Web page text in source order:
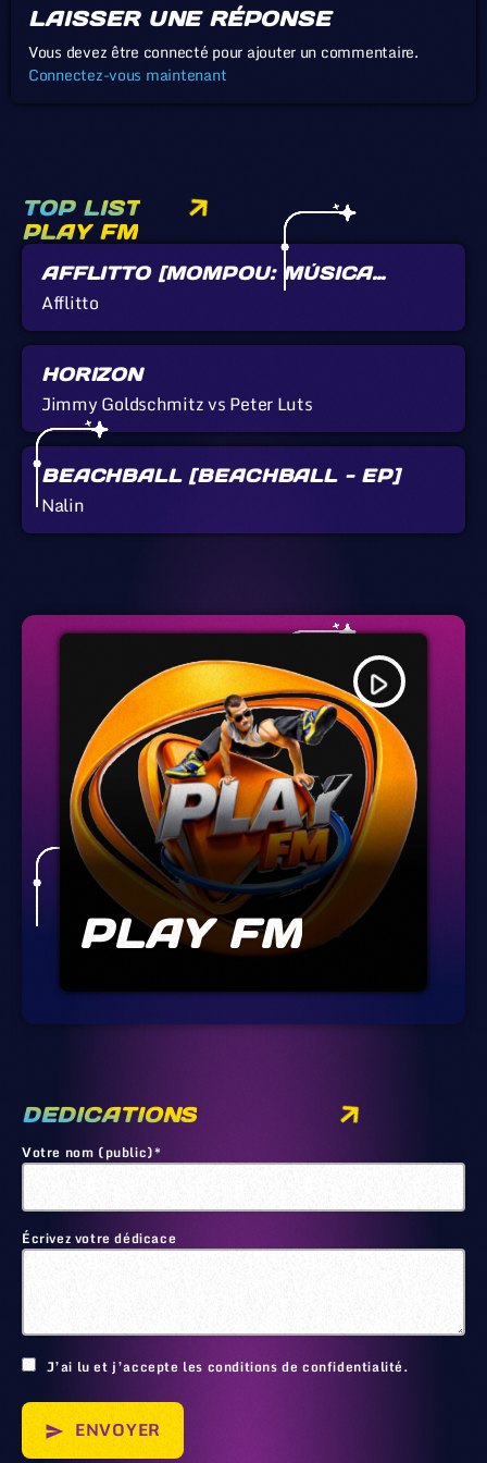
LAISSER UNE RÉPONSE
Vous devez être connecté pour ajouter un commentaire.
Connectez-vous maintenant
TOP LIST
PLAY FM
AFFLITTO [MOMPOU: MÚSICA
CALLADA]
Afflitto
HORIZON
Jimmy Goldschmitz vs Peter Luts
BEACHBALL [BEACHBALL - EP]
Nalin
play_arrow
PLAY FM
DEDICATIONS
Votre nom (public)*
Écrivez votre dédicace
J’ai lu et j’accepte les conditions de confidentialité.
send ENVOYER